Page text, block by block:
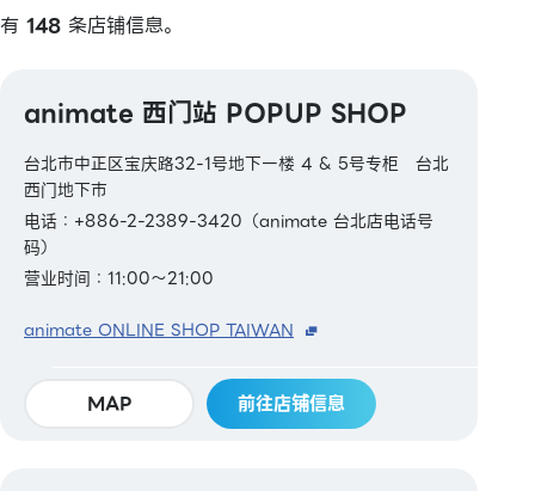
有 148 条店铺信息。
animate 西门站 POPUP SHOP
台北市中正区宝庆路32-1号地下一楼 4 & 5号专柜 台北
西门地下市
电话：+886-2-2389-3420（animate 台北店电话号
码）
营业时间：11:00～21:00
animate ONLINE SHOP TAIWAN
MAP 前往店铺信息